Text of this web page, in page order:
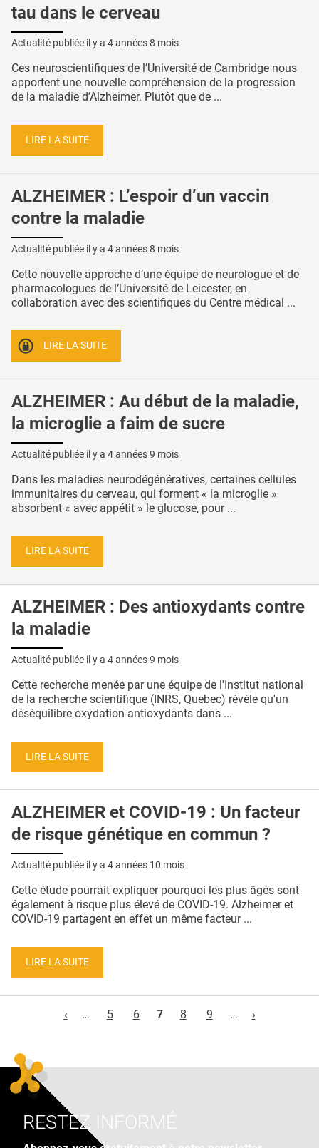
tau dans le cerveau
Actualité publiée il y a 4 années 8 mois
Ces neuroscientifiques de l’Université de Cambridge nous
apportent une nouvelle compréhension de la progression
de la maladie d’Alzheimer. Plutôt que de ...
LIRE LA SUITE
ALZHEIMER : L’espoir d’un vaccin
contre la maladie
Actualité publiée il y a 4 années 8 mois
Cette nouvelle approche d’une équipe de neurologue et de
pharmacologues de l’Université de Leicester, en
collaboration avec des scientifiques du Centre médical ...
LIRE LA SUITE
ALZHEIMER : Au début de la maladie,
la microglie a faim de sucre
Actualité publiée il y a 4 années 9 mois
Dans les maladies neurodégénératives, certaines cellules
immunitaires du cerveau, qui forment « la microglie »
absorbent « avec appétit » le glucose, pour ...
LIRE LA SUITE
ALZHEIMER : Des antioxydants contre
la maladie
Actualité publiée il y a 4 années 9 mois
Cette recherche menée par une équipe de l'Institut national
de la recherche scientifique (INRS, Quebec) révèle qu'un
déséquilibre oxydation-antioxydants dans ...
LIRE LA SUITE
ALZHEIMER et COVID-19 : Un facteur
de risque génétique en commun ?
Actualité publiée il y a 4 années 10 mois
Cette étude pourrait expliquer pourquoi les plus âgés sont
également à risque plus élevé de COVID-19. Alzheimer et
COVID-19 partagent en effet un même facteur ...
LIRE LA SUITE
‹
… 5 6 7 8 9 … ›
RESTEZ INFORMÉ